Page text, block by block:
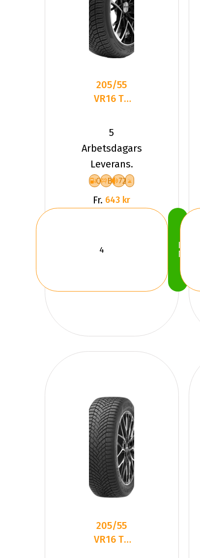
205/55
VR16 TL
DELINTE
AW6 XL
5
Arbetsdagars
Leverans.
C B 72
Fr. 643 kr
Köp
Nu
205/55
VR16 TL